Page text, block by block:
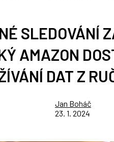
SLEDOVÁNÍ
AMAZON
DAT Z
Jan Boháč
23. 1. 2024